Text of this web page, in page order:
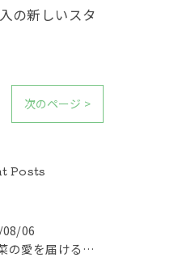
の新しいスタ
次のページ >
Posts
06
有機野菜の愛を届ける宅配の魅力